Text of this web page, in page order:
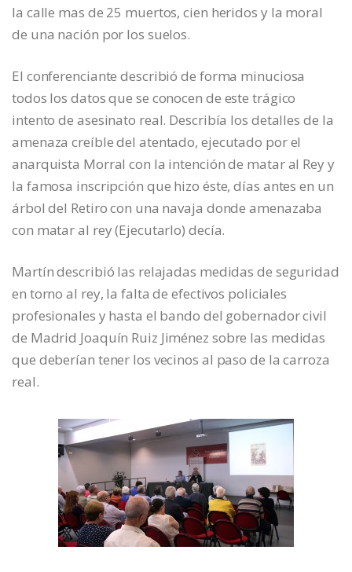
la calle mas de 25 muertos, cien heridos y la moral
de una nación por los suelos.
El conferenciante describió de forma minuciosa
todos los datos que se conocen de este trágico
intento de asesinato real. Describía los detalles de la
amenaza creíble del atentado, ejecutado por el
anarquista Morral con la intención de matar al Rey y
la famosa inscripción que hizo éste, días antes en un
árbol del Retiro con una navaja donde amenazaba
con matar al rey (Ejecutarlo) decía.
Martín describió las relajadas medidas de seguridad
en torno al rey, la falta de efectivos policiales
profesionales y hasta el bando del gobernador civil
de Madrid Joaquín Ruiz Jiménez sobre las medidas
que deberían tener los vecinos al paso de la carroza
real.